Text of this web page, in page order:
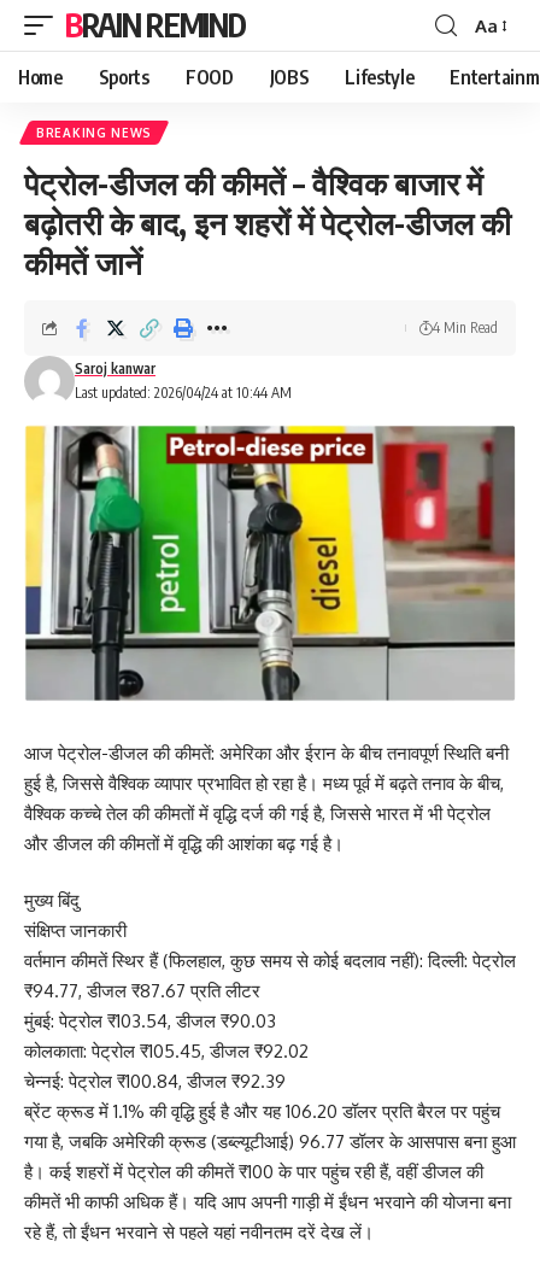
BRAIN REMIND
Font
Resizer
Aa
Home Sports FOOD JOBS Lifestyle
BREAKING NEWS
पेट्रोल-डीजल की कीमतें – वैश्विक बाजार में
बढ़ोतरी के बाद, इन शहरों में पेट्रोल-डीजल की
कीमतें जानें
Last updated: 2026/04/24 at 10:44 AM
Saroj kanwar
4 Min Read
आज पेट्रोल-डीजल की कीमतें: अमेरिका और ईरान के बीच तनावपूर्ण स्थिति बनी
हुई है, जिससे वैश्विक व्यापार प्रभावित हो रहा है। मध्य पूर्व में बढ़ते तनाव के बीच,
वैश्विक कच्चे तेल की कीमतों में वृद्धि दर्ज की गई है, जिससे भारत में भी पेट्रोल
और डीजल की कीमतों में वृद्धि की आशंका बढ़ गई है।
मुख्य बिंदु
संक्षिप्त जानकारी
वर्तमान कीमतें स्थिर हैं (फिलहाल, कुछ समय से कोई बदलाव नहीं): दिल्ली: पेट्रोल
₹94.77, डीजल ₹87.67 प्रति लीटर
मुंबई: पेट्रोल ₹103.54, डीजल ₹90.03
कोलकाता: पेट्रोल ₹105.45, डीजल ₹92.02
चेन्नई: पेट्रोल ₹100.84, डीजल ₹92.39
ब्रेंट क्रूड में 1.1% की वृद्धि हुई है और यह 106.20 डॉलर प्रति बैरल पर पहुंच
गया है, जबकि अमेरिकी क्रूड (डब्ल्यूटीआई) 96.77 डॉलर के आसपास बना हुआ
है। कई शहरों में पेट्रोल की कीमतें ₹100 के पार पहुंच रही हैं, वहीं डीजल की
कीमतें भी काफी अधिक हैं। यदि आप अपनी गाड़ी में ईंधन भरवाने की योजना बना
रहे हैं, तो ईंधन भरवाने से पहले यहां नवीनतम दरें देख लें।